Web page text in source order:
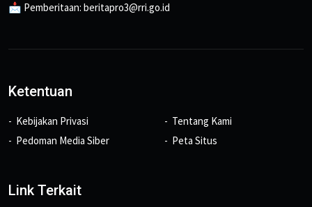
📩 Pemberitaan: beritapro3@rri.go.id
Ketentuan
Kebijakan Privasi
Pedoman Media Siber
Tentang Kami
Peta Situs
Link Terkait